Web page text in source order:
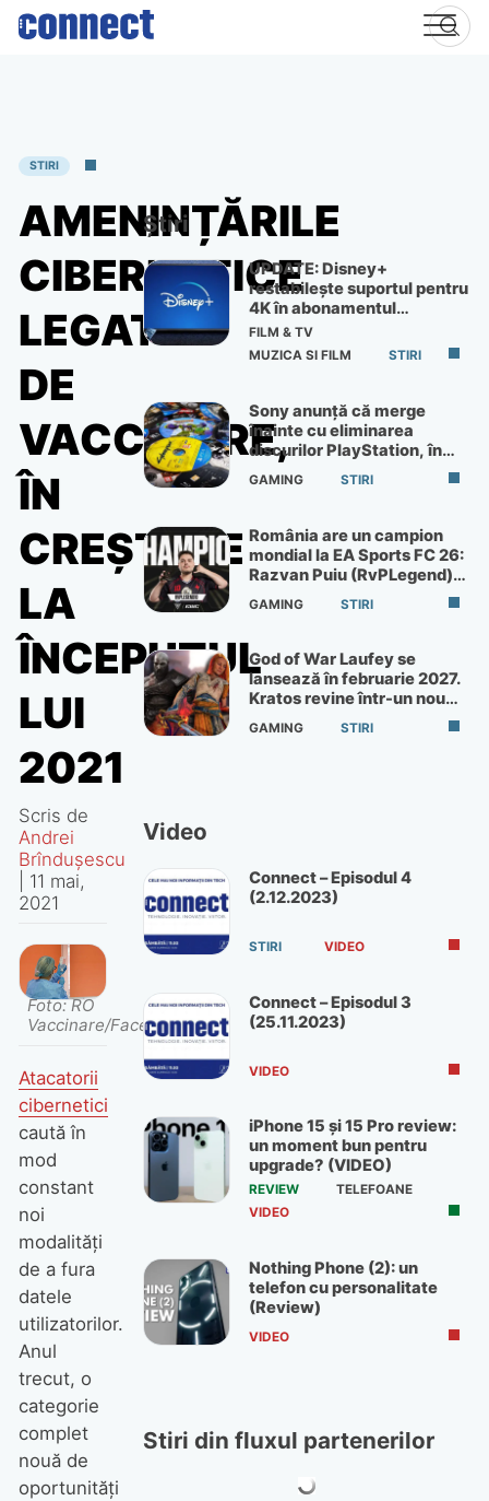
Skip
STIRI
AMENINȚĂRILE
CIBERNETICE
LEGATE
DE
VACCINARE,
ÎN
CREȘTERE
LA
ÎNCEPUTUL
LUI
2021
Scris de
Andrei
Brîndușescu
11 mai,
2021
Foto: RO
Vaccinare/Facebook
Atacatorii
cibernetici
caută în
mod
constant
noi
modalități
de a fura
datele
utilizatorilor.
Anul
trecut, o
categorie
complet
nouă de
oportunități
Știri
UPDATE: Disney+
restabilește suportul pentru
4K în abonamentul
Premium
FILM & TV
MUZICA SI FILM
STIRI
Sony anunță că merge
înainte cu eliminarea
discurilor PlayStation, în
ciuda protestelor
GAMING STIRI
România are un campion
mondial la EA Sports FC 26:
Razvan Puiu (RvPLegend)
câștigă turneul de la Paris
GAMING STIRI
God of War Laufey se
lansează în februarie 2027.
Kratos revine într-un nou
God of War
GAMING STIRI
Video
Connect – Episodul 4
(2.12.2023)
STIRI VIDEO
Connect – Episodul 3
(25.11.2023)
VIDEO
iPhone 15 și 15 Pro review:
un moment bun pentru
upgrade? (VIDEO)
REVIEW
TELEFOANE
VIDEO
Nothing Phone (2): un
telefon cu personalitate
(Review)
VIDEO
Stiri din fluxul partenerilor